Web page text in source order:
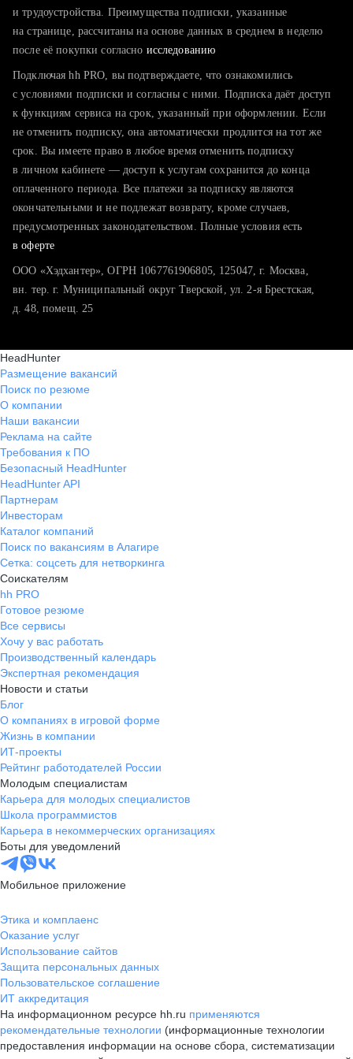
тратите много времени на поиск и вручную поднимаете
хотите сравнить себя с конкурентами и оценить шансы
и трудоустройства. Преимущества подписки, указанные
на странице, рассчитаны на основе данных в среднем в неделю
после её покупки согласно исследованию
Подключая hh PRO, вы подтверждаете, что ознакомились
с условиями подписки и согласны с ними. Подписка даёт доступ
к функциям сервиса на срок, указанный при оформлении. Если
не отменить подписку, она автоматически продлится на тот же
срок. Вы имеете право в любое время отменить подписку
в личном кабинете — доступ к услугам сохранится до конца
оплаченного периода. Все платежи за подписку являются
окончательными и не подлежат возврату, кроме случаев,
предусмотренных законодательством. Полные условия есть
в оферте
ООО «Хэдхантер», ОГРН 1067761906805, 125047, г. Москва,
вн. тер. г. Муниципальный округ Тверской, ул. 2-я Брестская,
д. 48, помещ. 25
HeadHunter
Размещение вакансий
Поиск по резюме
О компании
Наши вакансии
Реклама на сайте
Требования к ПО
Безопасный HeadHunter
HeadHunter API
Партнерам
Инвесторам
Каталог компаний
Поиск по вакансиям в Алагире
Сетка: соцсеть для нетворкинга
Соискателям
hh PRO
Готовое резюме
Все сервисы
Хочу у вас работать
Производственный календарь
Экспертная рекомендация
Новости и статьи
Блог
О компаниях в игровой форме
Жизнь в компании
ИТ-проекты
Рейтинг работодателей России
Молодым специалистам
Карьера для молодых специалистов
Школа программистов
Карьера в некоммерческих организациях
Боты для уведомлений
Мобильное приложение
Этика и комплаенс
Оказание услуг
Использование сайтов
Защита персональных данных
Пользовательское соглашение
ИТ аккредитация
На информационном ресурсе hh.ru применяются
рекомендательные технологии (информационные технологии
предоставления информации на основе сбора, систематизации